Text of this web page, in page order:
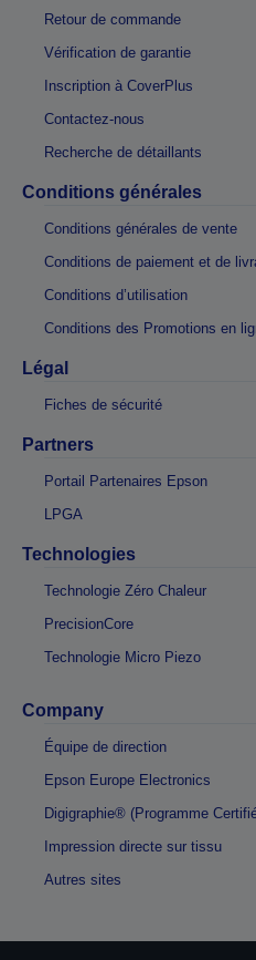
Retour de commande
Vérification de garantie
Inscription à CoverPlus
Contactez-nous
Recherche de détaillants
Conditions générales
Conditions générales de vente
Conditions de paiement et de
Conditions d’utilisation
Conditions des Promotions en
Légal
Fiches de sécurité
Partners
Portail Partenaires Epson
LPGA
Technologies
Technologie Zéro Chaleur
PrecisionCore
Technologie Micro Piezo
Company
Équipe de direction
Epson Europe Electronics
Digigraphie® (Programme
Impression directe sur tissu
Autres sites